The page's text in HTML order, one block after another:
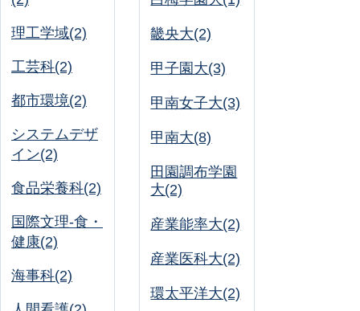
理工学域(2)
工芸科(2)
都市環境(2)
システムデザ
イン(2)
食品栄養科(2)
国際文理-食・
健康(2)
海事科(2)
畿央大(2)
甲子園大(3)
甲南女子大(3)
甲南大(8)
田園調布学園
大(2)
産業能率大(2)
産業医科大(2)
環太平洋大(2)